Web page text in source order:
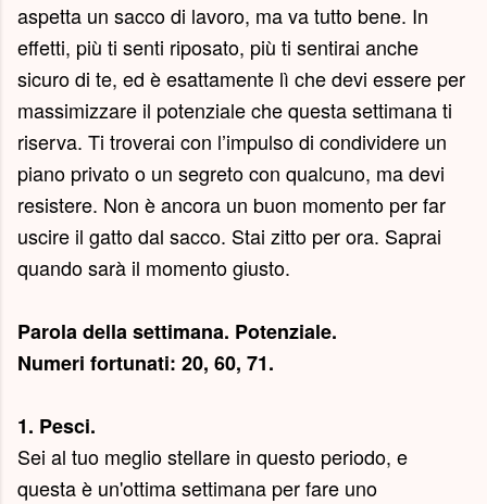
aspetta un sacco di lavoro, ma va tutto bene. In
effetti, più ti senti riposato, più ti sentirai anche
sicuro di te, ed è esattamente lì che devi essere per
massimizzare il potenziale che questa settimana ti
riserva. Ti troverai con l’impulso di condividere un
piano privato o un segreto con qualcuno, ma devi
resistere. Non è ancora un buon momento per far
uscire il gatto dal sacco. Stai zitto per ora. Saprai
quando sarà il momento giusto.
Parola della settimana. Potenziale.
Numeri fortunati: 20, 60, 71.
1. Pesci.
Sei al tuo meglio stellare in questo periodo, e
questa è un'ottima settimana per fare uno